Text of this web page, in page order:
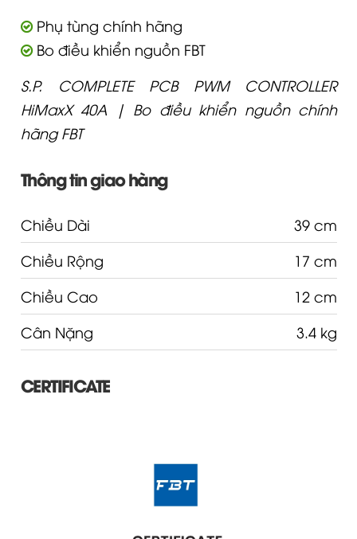
Phụ tùng chính hãng
Bo điều khiển nguồn FBT
S.P. COMPLETE PCB PWM CONTROLLER
HiMaxX 40A | Bo điều khiển nguồn chính
hãng FBT
Thông tin giao hàng
Chiều Dài
39 cm
Chiều Rộng
17 cm
Chiều Cao
12 cm
Cân Nặng
3.4 kg
CERTIFICATE